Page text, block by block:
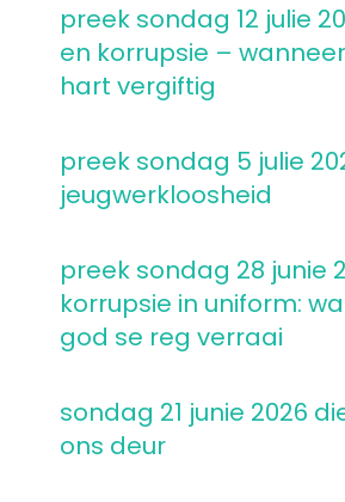
preek sondag 12 julie
en korrupsie –
hart vergiftig
preek sondag 5 julie
jeugwerkloosheid
preek sondag 28 junie
korrupsie in uniform:
god se reg verraai
sondag 21 junie 2026
ons deur